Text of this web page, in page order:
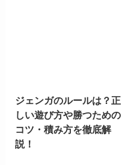
ジェンガのルールは？正
しい遊び方や勝つための
コツ・積み方を徹底解
説！